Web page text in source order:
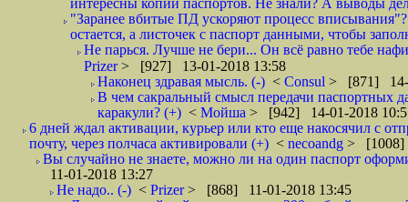
интересны копии паспортов. Не знали? А выводы
"Заранее вбитые ПД ускоряют процесс
остается, а листочек с паспорт данными, чтобы
Не парься. Лучше не бери... Он всё равно тебе
Prizer> [927] 13-01-2018 13:58
Наконец здравая мысль. (-) < Consul > [871] 14-
В чем сакральный смысл передачи паспортных
каракули? (+) < Мойша > [942] 14-01-2018
6 дней ждал активации, курьер или кто еще накосячил с
почту, через полчаса активировали (+) < necoandg > [1008]
Вы случайно не знаете, можно ли на один паспорт
11-01-2018 13:27
Не надо.. (-) < Prizer> [868] 11-01-2018 13:45